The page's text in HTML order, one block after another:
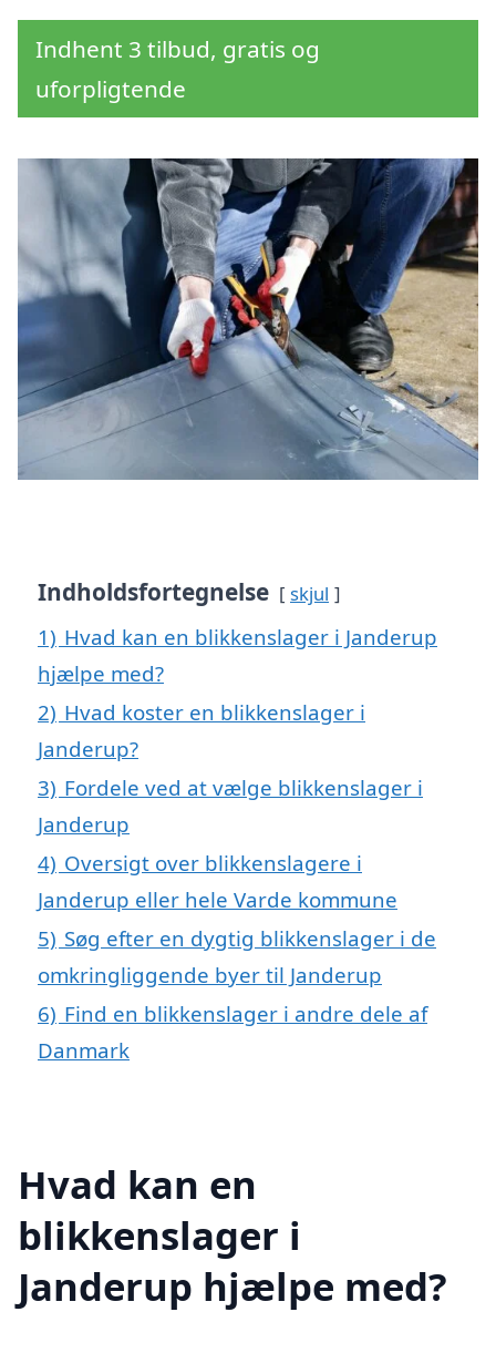
Indhent 3 tilbud, gratis og
uforpligtende
Indholdsfortegnelse skjul
1) Hvad kan en blikkenslager i Janderup
hjælpe med?
2) Hvad koster en blikkenslager i
Janderup?
3) Fordele ved at vælge blikkenslager i
Janderup
4) Oversigt over blikkenslagere i
Janderup eller hele Varde kommune
5) Søg efter en dygtig blikkenslager i de
omkringliggende byer til Janderup
6) Find en blikkenslager i andre dele af
Danmark
Hvad kan en
blikkenslager i
Janderup hjælpe med?